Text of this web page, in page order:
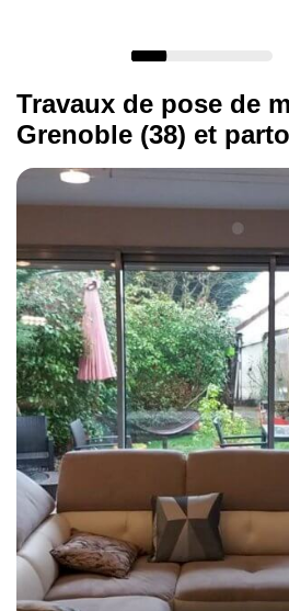
Travaux de pose de
Grenoble (38) et